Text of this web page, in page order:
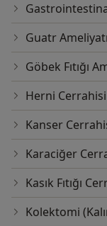
Guatr Ameliyatı
Göbek Fıtığı
Herni Cerrahisi
Kanser
Karaciğer
Kasık Fıtığı
Kolektomi